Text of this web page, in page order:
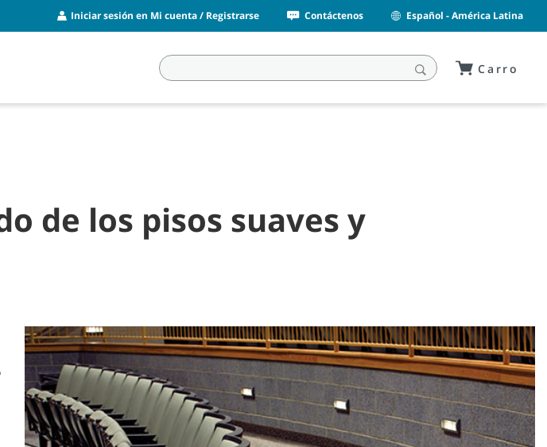
Iniciar sesión en Mi cuenta / Registrarse Contáctenos Español - América Latina
Carro
de los pisos suaves y